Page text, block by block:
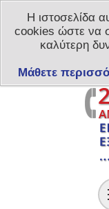
Η ιστοσελίδα
cookies ώστε να
καλύτερη
Μάθετε